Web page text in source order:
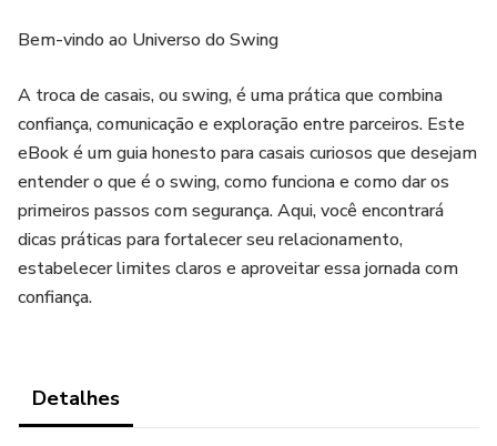
Bem-vindo ao Universo do Swing
A troca de casais, ou swing, é uma prática que combina
confiança, comunicação e exploração entre parceiros. Este
eBook é um guia honesto para casais curiosos que desejam
entender o que é o swing, como funciona e como dar os
primeiros passos com segurança. Aqui, você encontrará
dicas práticas para fortalecer seu relacionamento,
estabelecer limites claros e aproveitar essa jornada com
confiança.
Detalhes